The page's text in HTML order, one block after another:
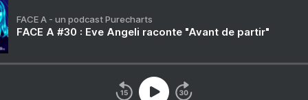
FACE A - un podcast Purecharts
FACE A #30 : Eve Angeli raconte "Avant de partir"